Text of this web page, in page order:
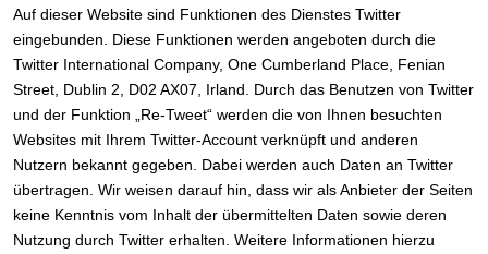
Auf dieser Website sind Funktionen des Dienstes Twitter
eingebunden. Diese Funktionen werden angeboten durch die
Twitter International Company, One Cumberland Place, Fenian
Street, Dublin 2, D02 AX07, Irland. Durch das Benutzen von Twitter
und der Funktion „Re-Tweet“ werden die von Ihnen besuchten
Websites mit Ihrem Twitter-Account verknüpft und anderen
Nutzern bekannt gegeben. Dabei werden auch Daten an Twitter
übertragen. Wir weisen darauf hin, dass wir als Anbieter der Seiten
keine Kenntnis vom Inhalt der übermittelten Daten sowie deren
Nutzung durch Twitter erhalten. Weitere Informationen hierzu